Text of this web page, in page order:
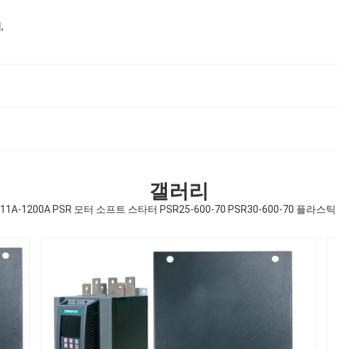
,
갤러리
11A-1200A PSR 모터 소프트 스타터 PSR25-600-70 PSR30-600-70 플라스틱